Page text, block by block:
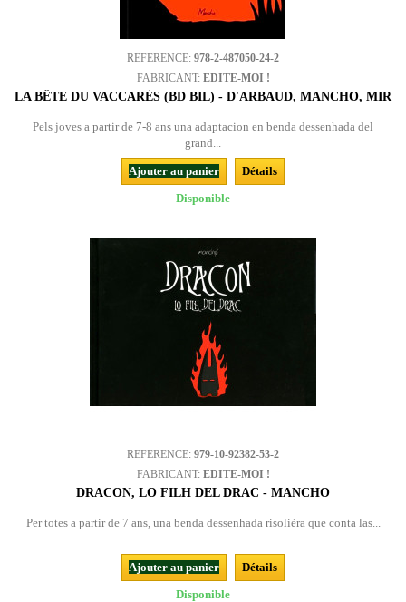
REFERENCE: 978-2-487050-24-2
FABRICANT: EDITE-MOI !
LA BÊTE DU VACCARÈS (BD BIL) - D'ARBAUD, MANCHO, MIR
Pels joves a partir de 7-8 ans una adaptacion en benda dessenhada del
grand...
Ajouter au panier
Détails
Disponible
REFERENCE: 979-10-92382-53-2
FABRICANT: EDITE-MOI !
DRACON, LO FILH DEL DRAC - MANCHO
Per totes a partir de 7 ans, una benda dessenhada risolièra que conta las...
Ajouter au panier
Détails
Disponible